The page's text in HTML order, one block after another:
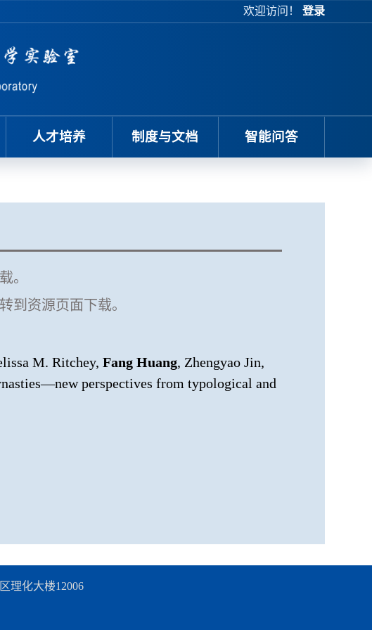
欢迎访问！ 登录
人才培养 制度与文档 智能问答
。
到资源页面下载。
M. Ritchey, Fang Huang, Zhengyao Jin,
perspectives from typological and
理化大楼12006